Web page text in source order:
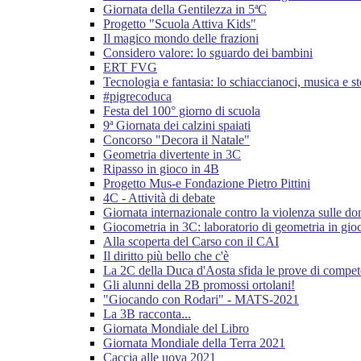
Giornata della Gentilezza in 5ªC
Progetto "Scuola Attiva Kids"
Il magico mondo delle frazioni
Considero valore: lo sguardo dei bambini
ERT FVG
Tecnologia e fantasia: lo schiaccianoci, musica e
#pigrecoduca
Festa del 100° giorno di scuola
9ª Giornata dei calzini spaiati
Concorso "Decora il Natale"
Geometria divertente in 3C
Ripasso in gioco in 4B
Progetto Mus-e Fondazione Pietro Pittini
4C - Attività di debate
Giornata internazionale contro la violenza sulle
Giocometria in 3C: laboratorio di geometria in
Alla scoperta del Carso con il CAI
Il diritto più bello che c'è
La 2C della Duca d'Aosta sfida le prove di
Gli alunni della 2B promossi ortolani!
"Giocando con Rodari" - MATS-2021
La 3B racconta...
Giornata Mondiale del Libro
Giornata Mondiale della Terra 2021
Caccia alle uova 2021